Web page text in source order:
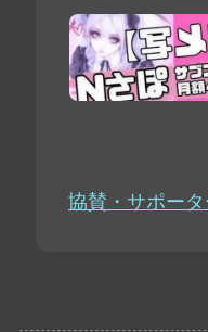
協賛・サポー